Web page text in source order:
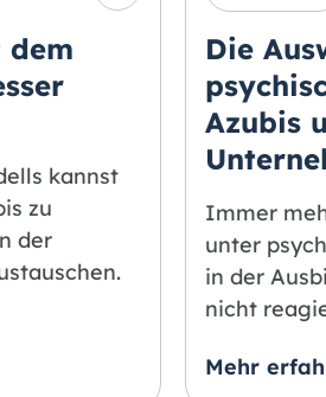
dem
kannst
zu
der
mit dem Eisbergmodell
Die
Azubis
Immer
unter
in der
nicht
Mehr
zum